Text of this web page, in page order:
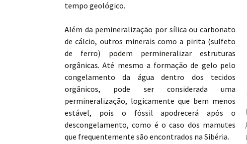
tempo geológico.
Além da pemineralização por sílica ou carbonato
de cálcio, outros minerais como a pirita (sulfeto
de ferro) podem permineralizar estruturas
orgânicas. Até mesmo a formação de gelo pelo
congelamento da água dentro dos tecidos
orgânicos, pode ser considerada uma
permineralização, logicamente que bem menos
estável, pois o fóssil apodrecerá após o
descongelamento, como é o caso dos mamutes
que frequentemente são encontrados na Sibéria.